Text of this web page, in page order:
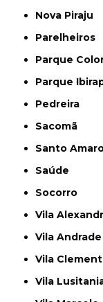
Nova Piraju
Parelheiros
Parque
Parque
Pedreira
Sacomã
Santo
Saúde
Socorro
Vila
Vila Andrade
Vila
Vila